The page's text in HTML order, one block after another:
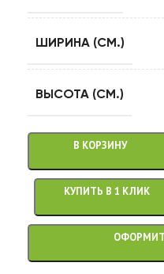
ШИРИНА (СМ.)
ВЫСОТА (СМ.)
В КОРЗИНУ
КУПИТЬ В 1 КЛИК